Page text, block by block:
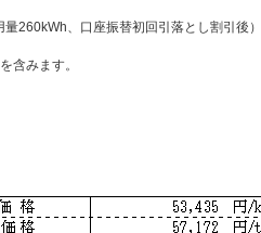
260kWh、口座振替初回引落とし割引後）
含みます。